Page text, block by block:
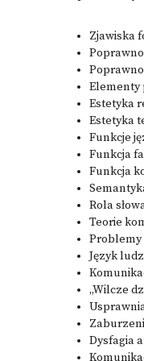
Zjawiska
Elementy
Estetyka
Estetyka
Funkcje
Funkcja
Funkcja
Rola
Teorie
Problemy
Język
„Wilcze
Dysfagia